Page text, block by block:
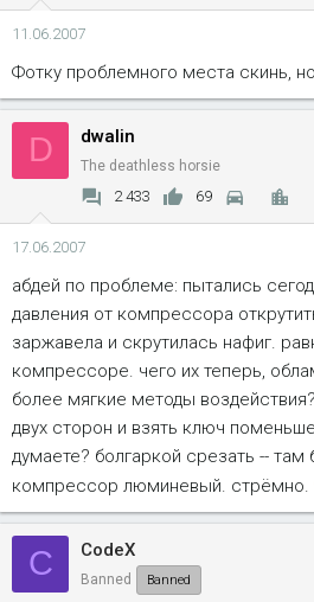
11.06.2007
Фотку проблемного места скинь,
D dwalin
The deathless horsie
2 433 69
17.06.2007
абдей по проблеме: пытались
давления от компрессора
заржавела и скрутилась нафиг.
компрессоре. чего их теперь,
более мягкие методы
двух сторон и взять ключ
думаете? болгаркой срезать --
компрессор люминевый. стрёмно.
C CodeX
Banned Banned